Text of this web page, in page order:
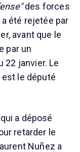
des forces
été rejetée par
avant que le
par un
22 janvier. Le
le député
a déposé
retarder le
Nuñez a